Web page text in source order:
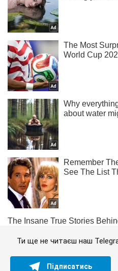
Ти ще не читаєш наш
Підписатись